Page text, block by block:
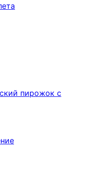
пирожок с